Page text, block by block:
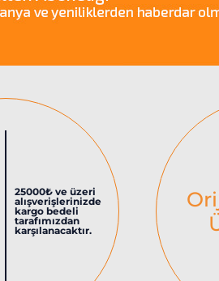
25000₺ ve üzeri
alışverişlerinizde
kargo bedeli
tarafımızdan
karşılanacaktır.